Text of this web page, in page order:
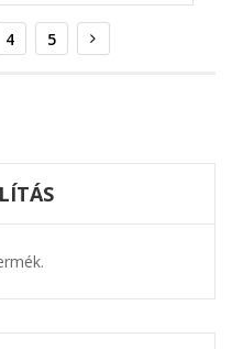
Oldal
4 Oldal
5 Oldal
Következő